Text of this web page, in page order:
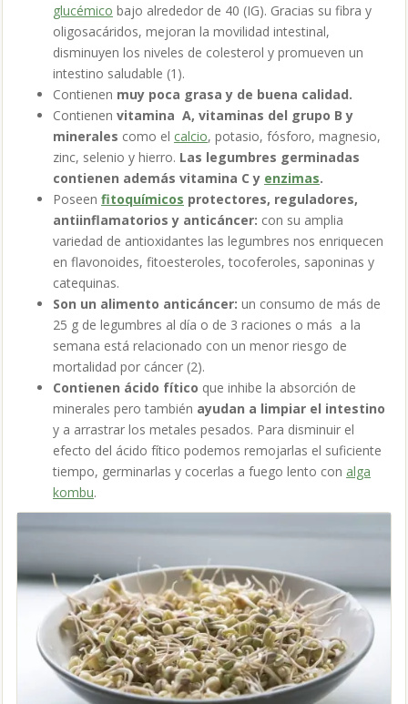
glucémico bajo alrededor de 40 (IG). Gracias su fibra y
oligosacáridos, mejoran la movilidad intestinal,
disminuyen los niveles de colesterol y promueven un
intestino saludable (1).
Contienen muy poca grasa y de buena calidad.
Contienen vitamina A, vitaminas del grupo B y
minerales como el calcio, potasio, fósforo, magnesio,
zinc, selenio y hierro. Las legumbres germinadas
contienen además vitamina C y enzimas.
Poseen fitoquímicos protectores, reguladores,
antiinflamatorios y anticáncer: con su amplia
variedad de antioxidantes las legumbres nos enriquecen
en flavonoides, fitoesteroles, tocoferoles, saponinas y
catequinas.
Son un alimento anticáncer: un consumo de más de
25 g de legumbres al día o de 3 raciones o más a la
semana está relacionado con un menor riesgo de
mortalidad por cáncer (2).
Contienen ácido fítico que inhibe la absorción de
minerales pero también ayudan a limpiar el intestino
y a arrastrar los metales pesados. Para disminuir el
efecto del ácido fítico podemos remojarlas el suficiente
tiempo, germinarlas y cocerlas a fuego lento con alga
kombu.